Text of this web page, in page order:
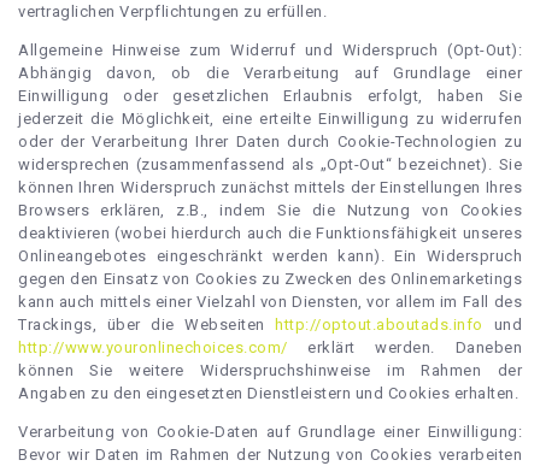
vertraglichen Verpflichtungen zu erfüllen.
Allgemeine Hinweise zum Widerruf und Widerspruch (Opt-Out):
Abhängig davon, ob die Verarbeitung auf Grundlage einer
Einwilligung oder gesetzlichen Erlaubnis erfolgt, haben Sie
jederzeit die Möglichkeit, eine erteilte Einwilligung zu widerrufen
oder der Verarbeitung Ihrer Daten durch Cookie-Technologien zu
widersprechen (zusammenfassend als „Opt-Out“ bezeichnet). Sie
können Ihren Widerspruch zunächst mittels der Einstellungen Ihres
Browsers erklären, z.B., indem Sie die Nutzung von Cookies
deaktivieren (wobei hierdurch auch die Funktionsfähigkeit unseres
Onlineangebotes eingeschränkt werden kann). Ein Widerspruch
gegen den Einsatz von Cookies zu Zwecken des Onlinemarketings
kann auch mittels einer Vielzahl von Diensten, vor allem im Fall des
Trackings, über die Webseitenhttp://optout.aboutads.info
und
http://www.youronlinechoices.com/ erklärt werden. Daneben
können Sie weitere Widerspruchshinweise im Rahmen der
Angaben zu den eingesetzten Dienstleistern und Cookies erhalten.
Verarbeitung von Cookie-Daten auf Grundlage einer Einwilligung:
Bevor wir Daten im Rahmen der Nutzung von Cookies verarbeiten